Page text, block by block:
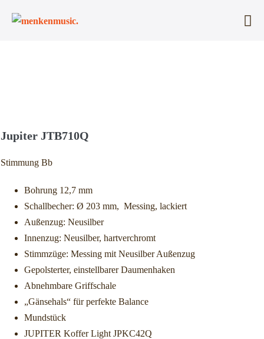
Inhalt
Jupiter JTB710Q
Stimmung Bb
Bohrung 12,7 mm
Schallbecher: Ø 203 mm, Messing, lackiert
Außenzug: Neusilber
Innenzug: Neusilber, hartverchromt
Stimmzüge: Messing mit Neusilber Außenzug
Gepolsterter, einstellbarer Daumenhaken
Abnehmbare Griffschale
„Gänsehals“ für perfekte Balance
Mundstück
JUPITER Koffer Light JPKC42Q